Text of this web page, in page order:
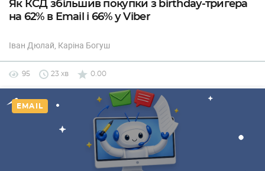
Як КСД збільшив покупки з birthday-тригера
на 62% в Email і 66% у Viber
Іван Дюлай, Каріна Богуш
95 23 хв 0.00
EMAIL